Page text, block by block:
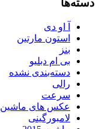
دسته‌ها
آ او دی
استون مارتین
بنز
بی ام دبلیو
دسته‌بندی نشده
رالی
سرعت
عکس های ماشین
لامبورگینی